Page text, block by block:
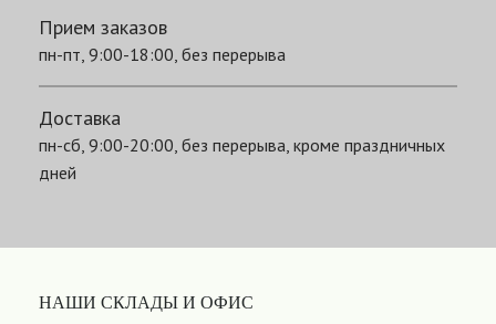
Прием заказов
пн-пт, 9:00-18:00, без перерыва
Доставка
пн-сб, 9:00-20:00, без перерыва, кроме праздничных
дней
НАШИ СКЛАДЫ И ОФИС